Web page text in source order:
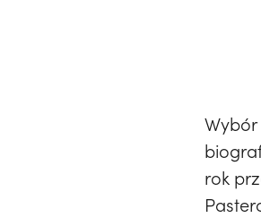
rok